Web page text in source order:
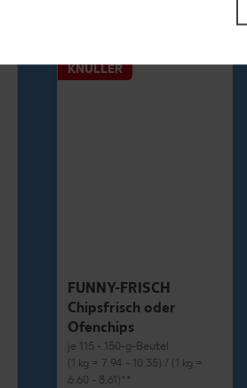
KNÜLLER
FUNNY-FRISCH
Chipsfrisch oder
Ofenchips
je 115 - 150-g-Beutel
(1 kg = 7.94 - 10.35) / (1 kg =
6.60 - 8.61)**